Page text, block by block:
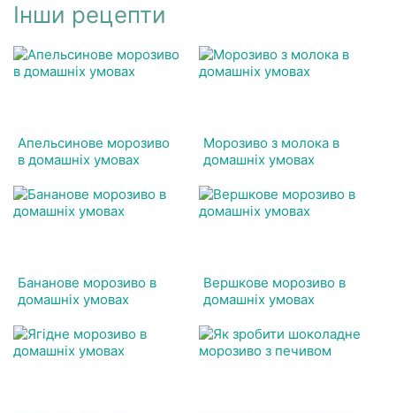
Інши рецепти
Апельсинове морозиво
в домашніх умовах
Морозиво з молока в
домашніх умовах
Бананове морозиво в
домашніх умовах
Вершкове морозиво в
домашніх умовах